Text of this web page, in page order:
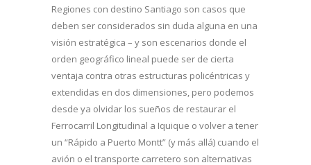
Regiones con destino Santiago son casos que
deben ser considerados sin duda alguna en una
visión estratégica – y son escenarios donde el
orden geográfico lineal puede ser de cierta
ventaja contra otras estructuras policéntricas y
extendidas en dos dimensiones, pero podemos
desde ya olvidar los sueños de restaurar el
Ferrocarril Longitudinal a Iquique o volver a tener
un “Rápido a Puerto Montt” (y más allá) cuando el
avión o el transporte carretero son alternativas